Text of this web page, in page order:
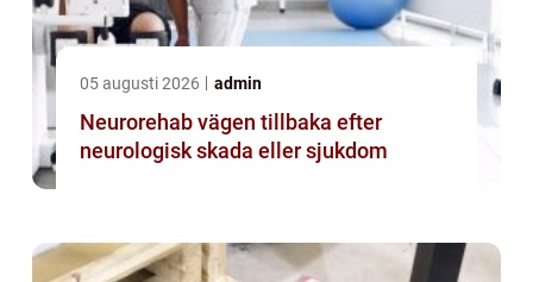
05 augusti 2026 admin
Neurorehab vägen tillbaka efter
neurologisk skada eller sjukdom